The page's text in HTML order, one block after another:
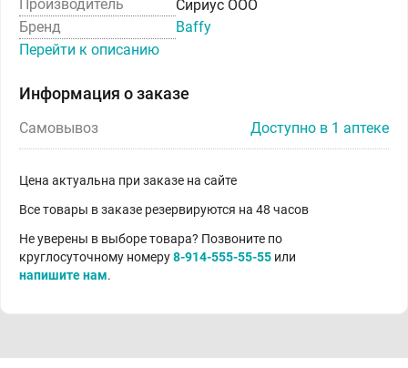
Производитель
Сириус ООО
Бренд
Baffy
Перейти к описанию
Информация о заказе
Самовывоз Доступно в 1 аптеке
Цена актуальна при заказе на сайте
Все товары в заказе резервируются на 48 часов
Не уверены в выборе товара? Позвоните по
круглосуточному номеру8-914-555-55-55 или
напишите нам.